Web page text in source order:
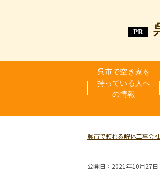
呉市で空き家を
持っている人へ
の情報
呉市で頼れる解体工事会
公開日： 2021年10月27日